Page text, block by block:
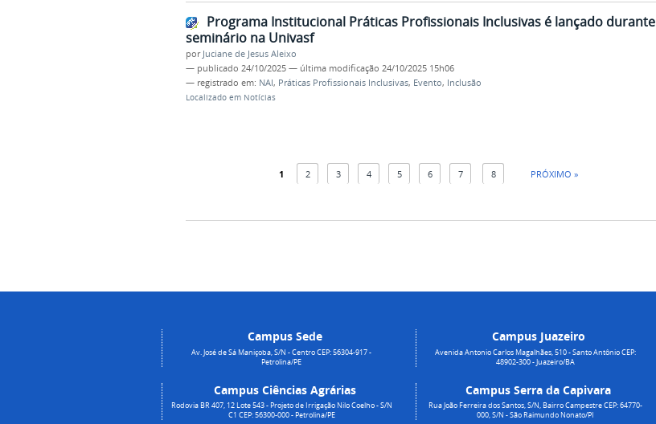
Programa Institucional Práticas Profissionais Inclusivas é lançado durante
seminário na Univasf
por Juciane de Jesus Aleixo
— publicado 24/10/2025 — última modificação 24/10/2025 15h06
— registrado em: NAI, Práticas Profissionais Inclusivas, Evento, Inclusão
Localizado em Notícias
1 2 3 4 5 6 7 8 PRÓXIMO »
Campus Sede
Av. José de Sá Maniçoba, S/N - Centro CEP: 56304-917 -
Petrolina/PE
Campus Ciências Agrárias
Rodovia BR 407, 12 Lote 543 - Projeto de Irrigação Nilo Coelho - S/N
C1 CEP: 56300-000 - Petrolina/PE
Campus Juazeiro
Avenida Antonio Carlos Magalhães, 510 - Santo Antônio CEP:
48902-300 - Juazeiro/BA
Campus Serra da Capivara
Rua João Ferreira dos Santos, S/N, Bairro Campestre CEP: 64770-
000, S/N - São Raimundo Nonato/PI